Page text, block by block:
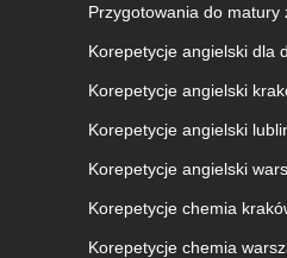
Przygotowania do matury
Korepetycje angielski dla
Korepetycje angielski
Korepetycje angielski
Korepetycje angielski
Korepetycje chemia
Korepetycje chemia